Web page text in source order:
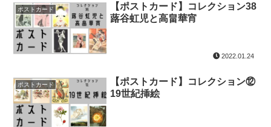
ポストカード
【ポストカード】コレクション38
蕗谷虹児と高畠華宵
2022.01.24
ポストカード
【ポストカード】コレクション⑫
19世紀挿絵